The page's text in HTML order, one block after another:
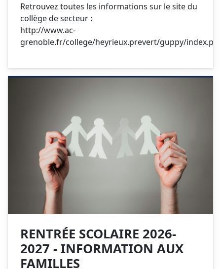
Retrouvez toutes les informations sur le site du
collège de secteur :
http://www.ac-
grenoble.fr/college/heyrieux.prevert/guppy/
RENTRÉE SCOLAIRE 2026-
2027 - INFORMATION AUX
FAMILLES